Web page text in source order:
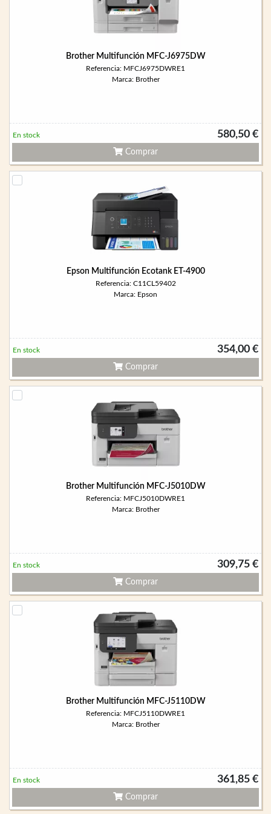
Brother Multifunción MFC-J6975DW
Referencia: MFCJ6975DWRE1
Marca: Brother
580,50 €
En stock
Comprar
Epson Multifunción Ecotank ET-4900
Referencia: C11CL59402
Marca: Epson
354,00 €
En stock
Comprar
Brother Multifunción MFC-J5010DW
Referencia: MFCJ5010DWRE1
Marca: Brother
309,75 €
En stock
Comprar
Brother Multifunción MFC-J5110DW
Referencia: MFCJ5110DWRE1
Marca: Brother
361,85 €
En stock
Comprar